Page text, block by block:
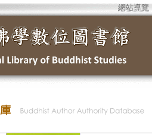
網站導覽